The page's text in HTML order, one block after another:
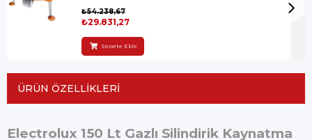
₺29.831,27
₺54.238,67
Sepete Ekle
ÜRÜN ÖZELLIKLERI
Electrolux 150 Lt Gazlı Silindirik Kaynatma